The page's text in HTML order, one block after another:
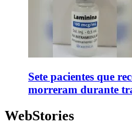
Sete pacientes que
morreram durante
WebStories